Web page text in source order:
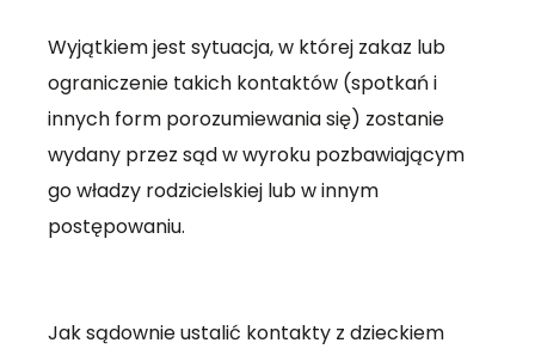
Wyjątkiem jest sytuacja, w której zakaz lub
ograniczenie takich kontaktów (spotkań i
innych form porozumiewania się) zostanie
wydany przez sąd w wyroku pozbawiającym
go władzy rodzicielskiej lub w innym
postępowaniu.
Jak sądownie ustalić kontakty z dzieckiem